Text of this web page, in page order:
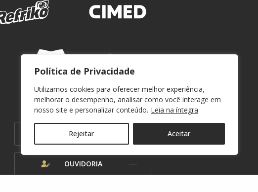
Política de Privacidade
Utilizamos cookies para oferecer melhor experiência,
melhorar o desempenho, analisar como você interage em
nosso site e personalizar conteúdo. Leia na íntegra
Rejeitar Aceitar
WEBMAIL
OUVIDORIA